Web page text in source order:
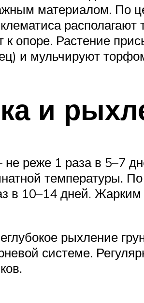
материалом. По
опоре. Растение
и мульчируют
и
реже 1 раза в 5–7
температуры.
в 10–14 дней.
рыхление
системе.